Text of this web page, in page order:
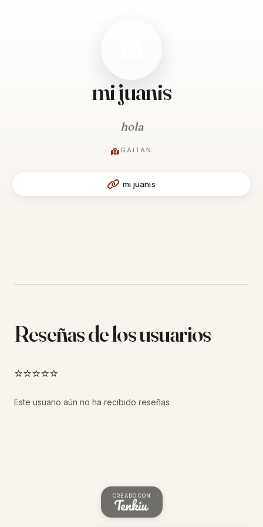
mi juanis
hola
GAITAN
mi juanis
Reseñas de los usuarios
⭐⭐⭐⭐⭐
Este usuario aún no ha recibido reseñas
CREADO CON